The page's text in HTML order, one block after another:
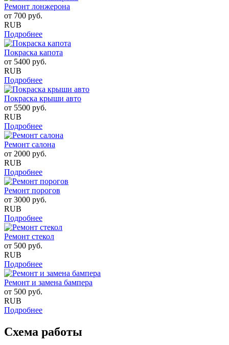
Ремонт лонжерона
от 700 руб.
RUB
Подробнее
Покраска капота
от 5400 руб.
RUB
Подробнее
Покраска крыши авто
от 5500 руб.
RUB
Подробнее
Ремонт салона
от 2000 руб.
RUB
Подробнее
Ремонт порогов
от 3000 руб.
RUB
Подробнее
Ремонт стекол
от 500 руб.
RUB
Подробнее
Ремонт и замена бампера
от 500 руб.
RUB
Подробнее
Схема работы